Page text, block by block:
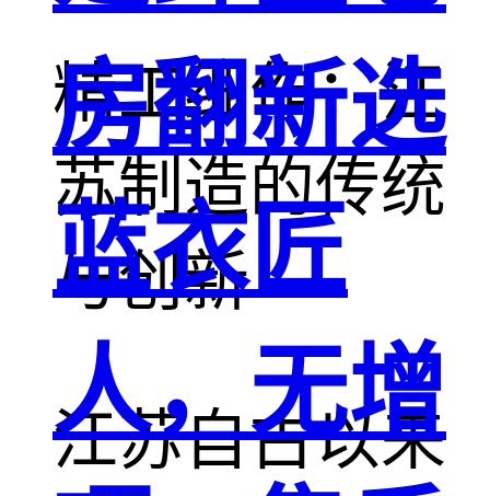
精工细作：江
苏制造的传统
与创新
江苏自古以来
房翻新选
蓝衣匠
人，无增